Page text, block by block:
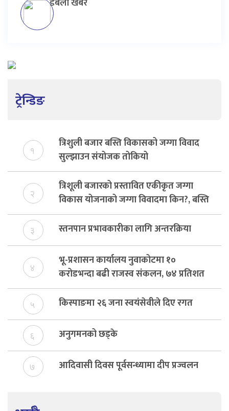
डबली खबर
ट्रेन्डिङ
१
त्रिशुली बजार बस्ति विकासको जग्गा विवाद
सुल्झाउन संयोजक तोकियो
२
त्रिशूली बजारको प्रस्तावित एकीकृत जग्गा
विकास योजनाको जग्गा विवादमा किन?, बस्ति
विकास दर्ता नभए समिति विघटन हुने
३ स्तनपान प्रभावकारीका लागि अन्तरक्रिया
४
भू-प्रशासन कार्यालय नुवाकोटमा १०
करोडभन्दा बढी राजस्व संकलन, ७४ प्रतिशत
बेरुजु फर्छयौट
५ किस्पाङमा २६ जना स्वयंसेवीले दिए रगत
६ अनुगमनको छड्के
७ आदिवासी दिवस पूर्वसन्ध्यामा दीप प्रज्वलन